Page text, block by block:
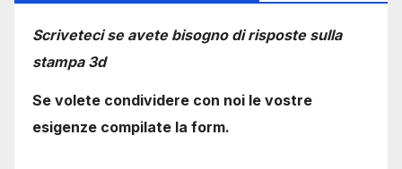
Scriveteci se avete bisogno di risposte sulla
stampa 3d
Se volete condividere con noi le vostre
esigenze compilate la form.